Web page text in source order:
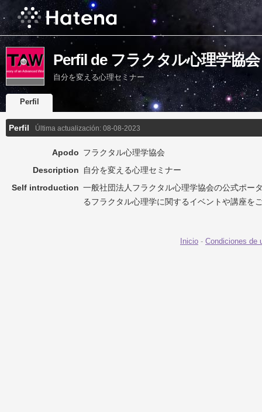
Perfil de フラクタル心理学協会
自分を変える心理セミナー
Perfil
Perfil Última actualización: 08-08-2023
Apodo フラクタル心理学協会
Description
自分を変える心理セミナー
Self introduction 一般社団法人フラクタル心理学協会の公式ポー
るフラクタル心理学に関するイベントや講座を
Inicio - Condiciones de